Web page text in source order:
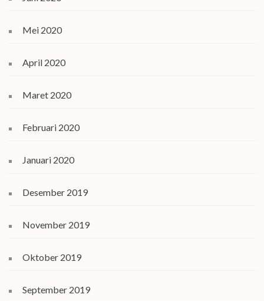
Mei 2020
April 2020
Maret 2020
Februari 2020
Januari 2020
Desember 2019
November 2019
Oktober 2019
September 2019